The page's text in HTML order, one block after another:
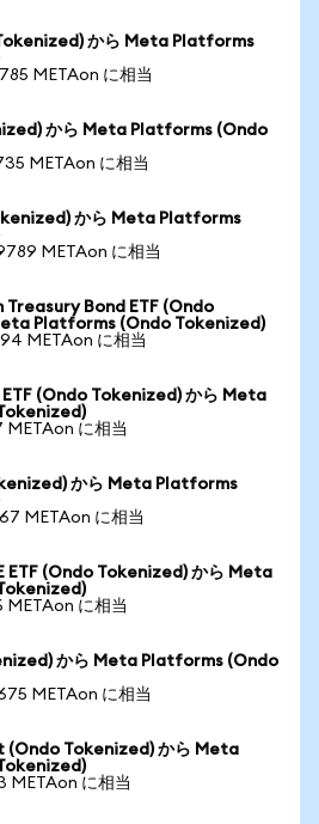
から Meta Platforms
METAon に相当
から Meta Platforms (Ondo
METAon に相当
から Meta Platforms
METAon に相当
Bond ETF (Ondo
Platforms (Ondo Tokenized)
METAon に相当
ETF (Ondo Tokenized) から Meta
METAon に相当
から Meta Platforms
METAon に相当
ETF (Ondo Tokenized) から Meta
METAon に相当
から Meta Platforms (Ondo
METAon に相当
(Ondo Tokenized) から Meta
METAon に相当